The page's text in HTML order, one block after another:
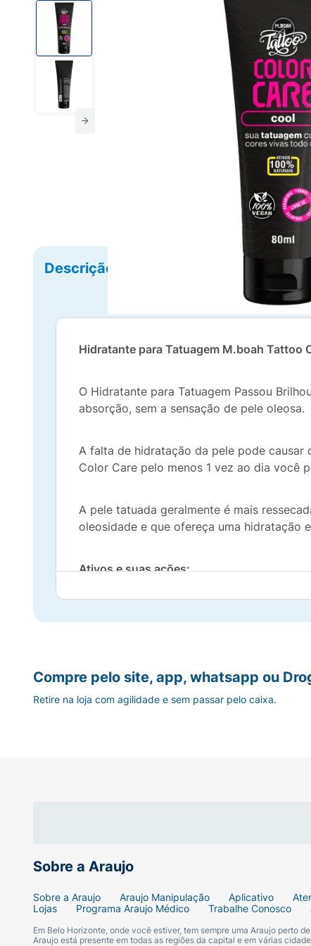
Descrição
Hidratante para Tatuagem M.boah Tattoo
O Hidratante para Tatuagem Passou
absorção, sem a sensação de pele oleosa.
A falta de hidratação da pele pode causar
Color Care pelo menos 1 vez ao dia você
A pele tatuada geralmente é mais
oleosidade e que ofereça uma hidratação
Ativos e suas ações:
- Ação nutritiva, revitalizante e
- Manteiga de Karité: age como um
- Complexo rejuvenescedor, estimulante
Aplique diariamente sobre a tatuagem,
DERMOCOSMÉTICO SEGURO.
100% VEGANO: sem matérias-primas de
Sobre a Araujo
Sobre a Araujo Araujo Manipulação Aplicativo
Lojas
Programa Araujo Médico Trabalhe Conosco
Em Belo Horizonte, onde você estiver, tem sempre uma Araujo perto
Araujo está presente em todas as regiões da capital e em várias
Compre pelo site, app, whatsapp ou
Retire na loja com agilidade e sem passar pelo caixa.